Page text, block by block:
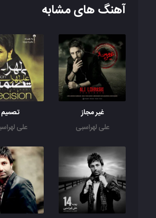
آهنگ های مشابه
غیر مجاز
علی لهراسبی
تصمیم
علی